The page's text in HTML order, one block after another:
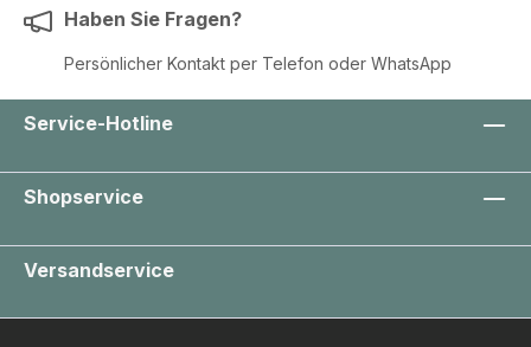
Haben Sie Fragen?
Persönlicher Kontakt per Telefon oder WhatsApp
Service-Hotline
Shopservice
Versandservice